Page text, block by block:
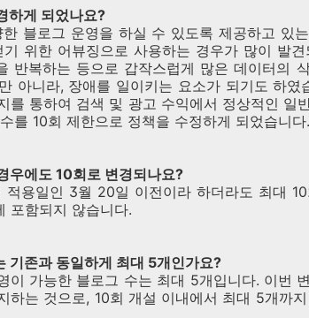
하게 되었나요?
블로그 운영을 하실 수 있도록 제공하고 있
위한 어뷰징으로 사용하는 경우가 많이 발
반복하는 등으로 갑작스럽게 많은 데이터의
아니라, 장애를 일이키는 요소가 되기도 하
를 통하여 검색 및 광고 수익에서 정상적인 일
를 10회 제한으로 정책을 수정하게 되었습니다.
우에도 10회로 변경되나요?
용일인 3월 20일 이전이라 하더라도 최대
포함되지 않습니다.
기존과 동일하게 최대 5개인가요?
이 가능한 블로그 수는 최대 5개입니다. 이번
하는 것으로, 10회 개설 이내에서 최대 5개까